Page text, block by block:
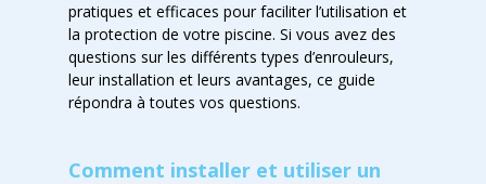
pratiques et efficaces pour faciliter l’utilisation et
la protection de votre piscine. Si vous avez des
questions sur les différents types d’enrouleurs,
leur installation et leurs avantages, ce guide
répondra à toutes vos questions.
Comment installer et utiliser un